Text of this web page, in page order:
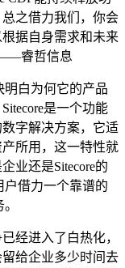
之借力我们，你会
据自身需求和未来
睿哲信息
明白为何它的产品
是一个功能
字解决方案，它适
所用，这一特性就
业还是Sitecore的
户借力一个靠谱的
经进入了白热化，
给企业多少时间去